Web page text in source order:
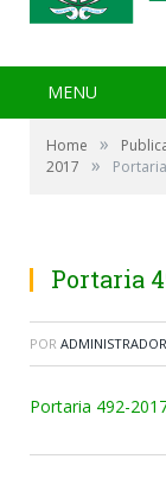
MENU
Home »
2017
»
Portaria
POR ADMINISTRADOR
Portaria 492-